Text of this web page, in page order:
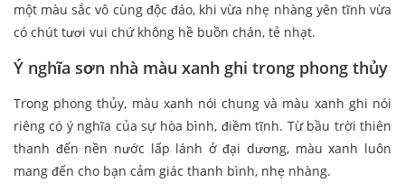
một màu sắc vô cùng độc đáo, khi vừa nhẹ nhàng yên tĩnh vừa
có chút tươi vui chứ không hề buồn chán, tẻ nhạt.
Ý nghĩa sơn nhà màu xanh ghi trong phong thủy
Trong phong thủy, màu xanh nói chung và màu xanh ghi nói
riêng có ý nghĩa của sự hòa bình, điềm tĩnh. Từ bầu trời thiên
thanh đến nền nước lấp lánh ở đại dương, màu xanh luôn
mang đến cho bạn cảm giác thanh bình, nhẹ nhàng.